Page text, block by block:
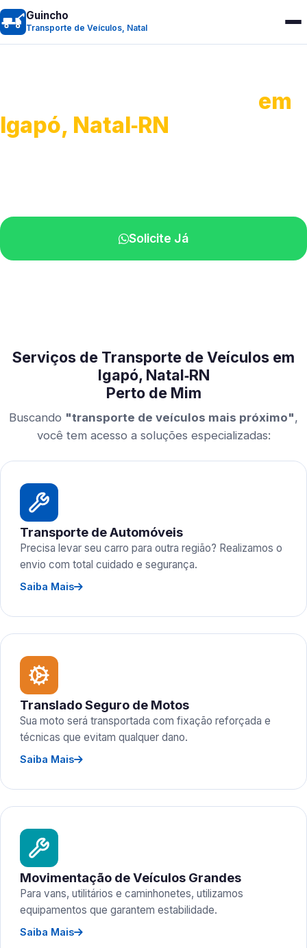
Guincho
Transporte de Veículos, Natal
em
Igapó, Natal‑RN
Solicite Já
Serviços de Transporte de Veículos em
Igapó, Natal‑RN
Perto de Mim
Buscando "transporte de veículos mais próximo",
você tem acesso a soluções especializadas:
Transporte de Automóveis
Precisa levar seu carro para outra região? Realizamos o
envio com total cuidado e segurança.
Saiba Mais
Translado Seguro de Motos
Sua moto será transportada com fixação reforçada e
técnicas que evitam qualquer dano.
Saiba Mais
Movimentação de Veículos Grandes
Para vans, utilitários e caminhonetes, utilizamos
equipamentos que garantem estabilidade.
Saiba Mais